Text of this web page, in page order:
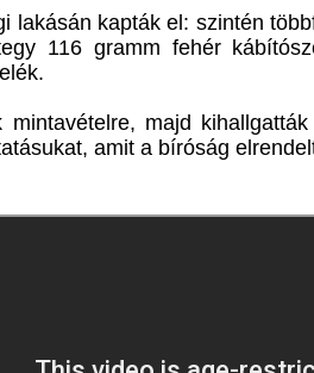
lakásán kapták el: szintén
116 gramm fehér
mintavételre, majd
amit a bíróság